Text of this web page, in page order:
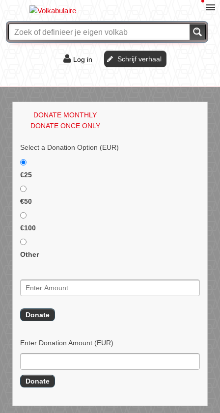
Log in Schrijf verhaal
DONATE MONTHLY
DONATE ONCE ONLY
Select a Donation Option (EUR)
€25
€50
€100
Other
Enter Donation Amount (EUR)